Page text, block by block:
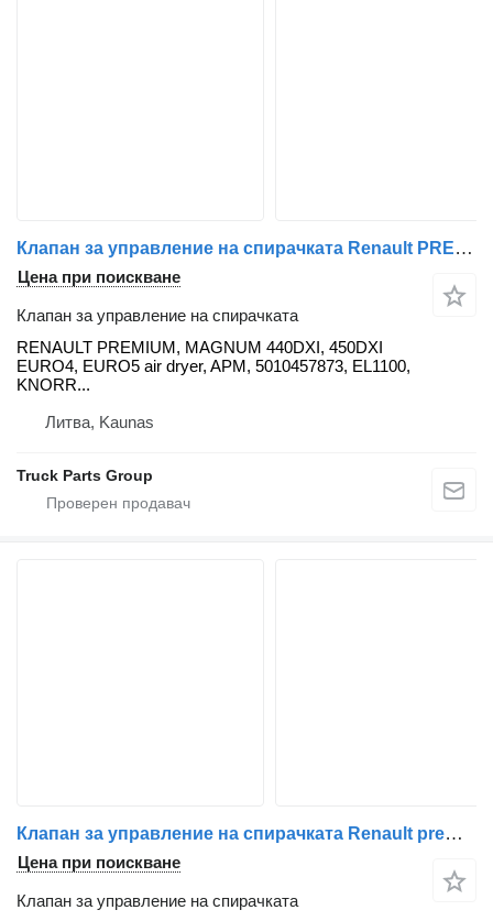
Клапан за управление на спирачката Renault PREMIUM, MAGNUM 440DXI, 450DXI EURO4, EURO5 air dryer, APM, 5010 RENAULT за влекач Renault RENAULT PREMIUM, MAGNUM 440DXI, 450DXI EURO4, EURO5 air dryer, APM, 5010457873, EL1100, KNORR-BREMSE, K105906N50, K020741, K079182N50, K020741N50, K020741X50, 7421778549, 7421743619, 7421788090, 7421788092, 7421778549, 7421743619, 7421788090, 7421788092, K020741N50 Knorr, K020741N50, EL2100, 21779002, 10207410, 7421788090, 7421788090, 4047755122409, 7421743619, 7421352785, 7421743619, 7421788090, 7421352785 7421743619, 7421788090, EL1100, II40086FC56, K020741N50, K020741X50, K105906N50, 5001866307, 5010457472, 5010457873, 5001866307, 5010457472, 5010457873, 7421352785, 7421743619, 7421778549, 7421788090, 7422277957, 7485003347, 7485013162, 7485013248, 7485013362, 7421352785, 7421743619, 7421778549, 7421788090, 7422277957, 7485003347, 7485013162, 7485013248, 7485013362, 21352797, 21743621, 21778552, 21788093, 22277959
Цена при поискване
Клапан за управление на спирачката
RENAULT PREMIUM, MAGNUM 440DXI, 450DXI
EURO4, EURO5 air dryer, APM, 5010457873, EL1100,
KNORR...
Литва, Kaunas
Truck Parts Group
Клапан за управление на спирачката Renault premium, Magnum DXI, EURO4, EURO5, air dryer, APM unit, 50104578 Renault за влекач Renault Premium DXI, Magnum DXI, Kerax DXI
Цена при поискване
Клапан за управление на спирачката